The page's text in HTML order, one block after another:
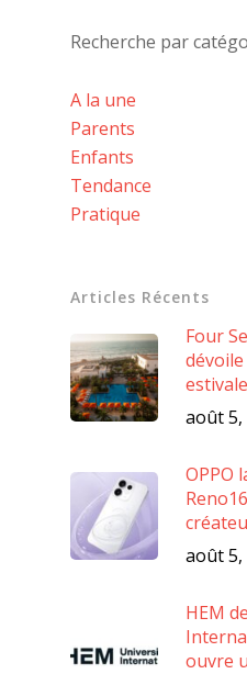
Recherche par
A la une
Parents
Enfants
Tendance
Pratique
Articles Récents
Four
août 5,
OPPO
août 5,
HEM
ouvre